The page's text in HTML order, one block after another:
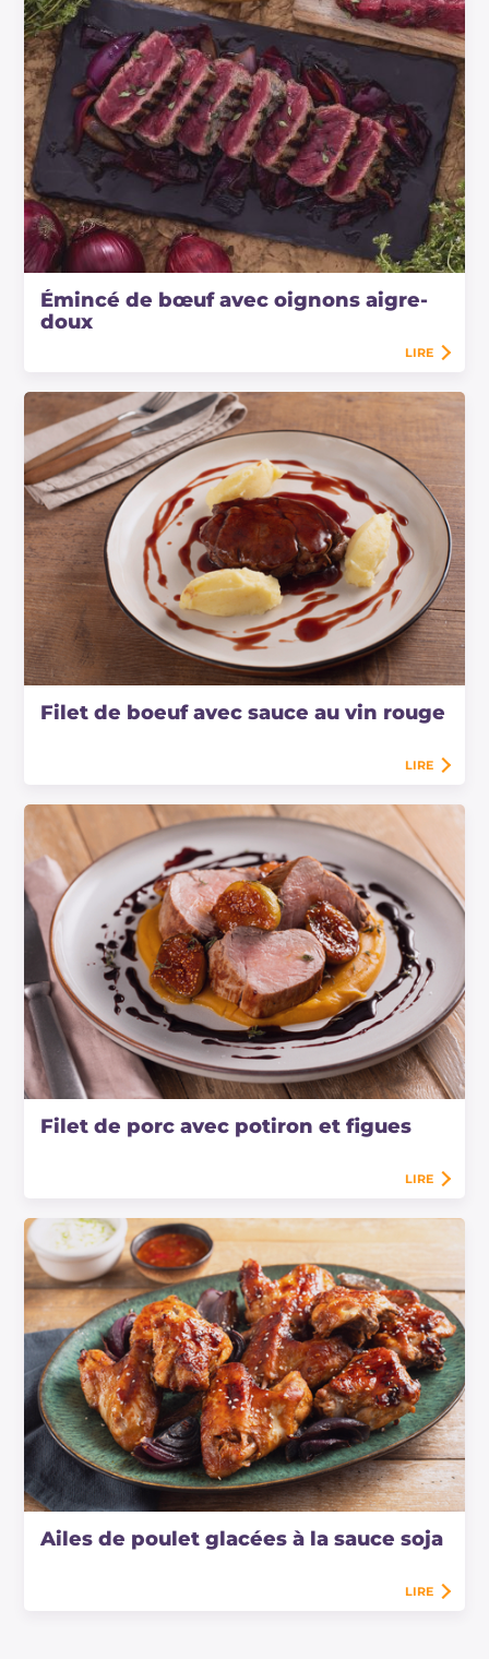
Émincé de bœuf avec oignons aigre-
doux
LIRE
Filet de boeuf avec sauce au vin rouge
LIRE
Filet de porc avec potiron et figues
LIRE
Ailes de poulet glacées à la sauce soja
LIRE